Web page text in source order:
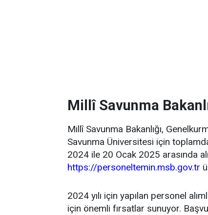
Millî Savunma
Millî Savunma Bakanlığı,
Savunma Üniversitesi için
2024 ile 20 Ocak 2025 arasında
https://personeltemin.msb.gov.tr
2024 yılı için yapılan personel
için önemli fırsatlar sunuyor.